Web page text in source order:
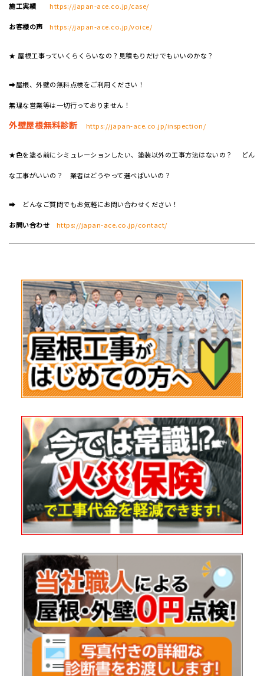
施工実績 https://japan-ace.co.jp/case/
お客様の声 https://japan-ace.co.jp/voice/
★ 屋根工事っていくらくらいなの？見積もりだけでもいいのかな？
➡屋根、外壁の無料点検をご利用ください！
無理な営業等は一切行っておりません！
外壁屋根無料診断 https://japan-ace.co.jp/inspection/
★色を塗る前にシミュレーションしたい、塗装以外の工事方法はないの？ どん
な工事がいいの？ 業者はどうやって選べばいいの？
➡ どんなご質問でもお気軽にお問い合わせください！
お問い合わせ https://japan-ace.co.jp/contact/